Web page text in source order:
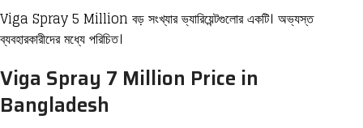
Viga Spray 5 Million বড় সংখ্যার ভ্যারিয়েন্টগুলোর একটি। অভ্যস্ত
ব্যবহারকারীদের মধ্যে পরিচিত।
Viga Spray 7 Million Price in
Bangladesh